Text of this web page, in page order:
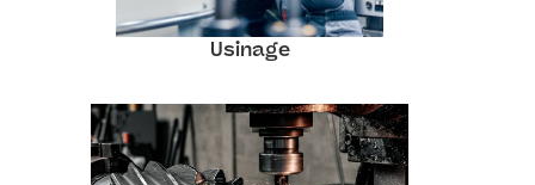
Usinage